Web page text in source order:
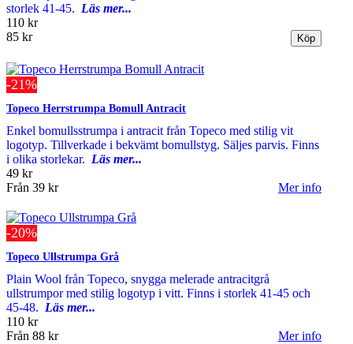
storlek 41-45. Läs mer...
110 kr
85 kr
-21%
Topeco Herrstrumpa Bomull Antracit
Enkel bomullsstrumpa i antracit från Topeco med stilig vit
logotyp. Tillverkade i bekvämt bomullstyg. Säljes parvis. Finns
i olika storlekar. Läs mer...
49 kr
Från 39 kr Mer info
-20%
Topeco Ullstrumpa Grå
Plain Wool från Topeco, snygga melerade antracitgrå
ullstrumpor med stilig logotyp i vitt. Finns i storlek 41-45 och
45-48. Läs mer...
110 kr
Från 88 kr Mer info